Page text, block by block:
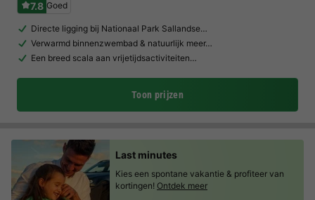
7.8 Goed
Directe ligging bij Nationaal Park Sallandse…
Verwarmd binnenzwembad & natuurlijk meer…
Een breed scala aan vrijetijdsactiviteiten…
Toon prijzen
Last minutes
Kies een spontane vakantie & profiteer van
kortingen! Ontdek meer